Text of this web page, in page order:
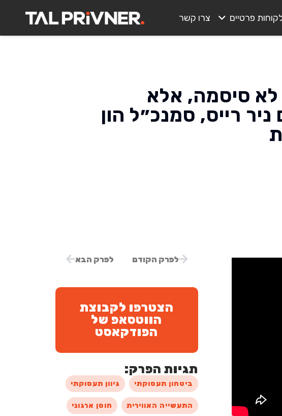
פרטיים צרו קשר
– לא סיסמה, אלא
רייס, סמנכ״ל הון
לפרק הקודם לפרק הבא
הצטרפו לקבוצת
הווטסאפ של
הפודקאסט
תגיות הפרק:
ביטחון תעסוקתי גיוון תעסוקתי
התעשייה האווירית חוסן ארגוני